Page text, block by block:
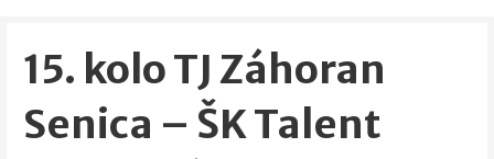
15. kolo TJ Záhoran
Senica – ŠK Talent